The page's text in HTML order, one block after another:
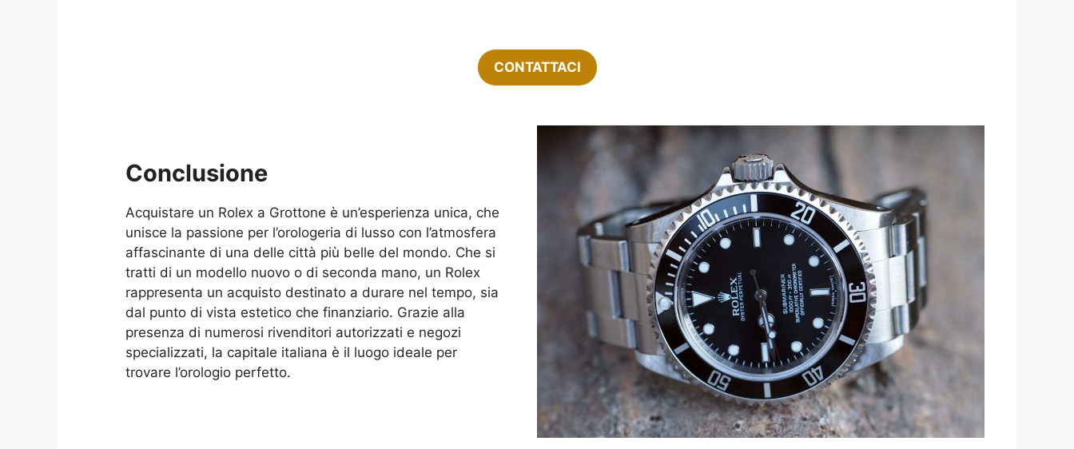
CONTATTACI
Conclusione
Acquistare un Rolex a Grottone è un’esperienza unica, che
unisce la passione per l’orologeria di lusso con l’atmosfera
affascinante di una delle città più belle del mondo. Che si
tratti di un modello nuovo o di seconda mano, un Rolex
rappresenta un acquisto destinato a durare nel tempo, sia
dal punto di vista estetico che finanziario. Grazie alla
presenza di numerosi rivenditori autorizzati e negozi
specializzati, la capitale italiana è il luogo ideale per
trovare l’orologio perfetto.